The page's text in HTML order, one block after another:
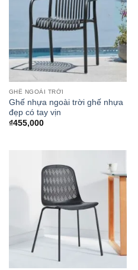
GHẾ NGOÀI TRỜI
Ghế nhựa ngoài trời ghế nhựa
đẹp có tay vịn
₫455,000